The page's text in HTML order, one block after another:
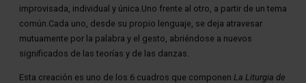
improvisada, individual y única.Uno frente al otro, a partir de un tema
común.Cada uno, desde su propio lenguaje, se deja atravesar
mutuamente por la palabra y el gesto, abriéndose a nuevos
significados de las teorías y de las danzas.
Esta creación es uno de los 6 cuadros que componen La Liturgia de